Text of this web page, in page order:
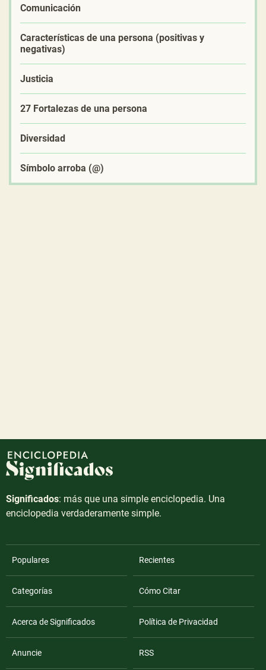
Comunicación
Características de una persona (positivas y
negativas)
Justicia
27 Fortalezas de una persona
Diversidad
Símbolo arroba (@)
Significados: más que una simple enciclopedia. Una
enciclopedia verdaderamente simple.
Populares Recientes
Categorías Cómo Citar
Acerca de Significados Política de Privacidad
Anuncie RSS